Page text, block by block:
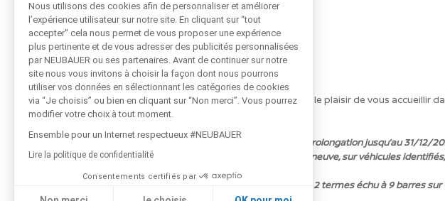
Neubauer Distributeur NISSAN et toute son équipe, ont le plaisir de vous accueillir
l’essai !
(1) Bonus écologique de 7 000 € et 6 000 € de remise (prolongation jusqu’au 31/12/
particuliers, valable sur NISSAN LEAF 40 kWh (sauf Visia) neuve, sur véhicules
présenté :
Version spécifique. (*) Limitée à 160 000 km – Au 1er des 2 termes échu à 9 barres
Nous utilisons des cookies afin de personnaliser et améliorer
l’expérience utilisateur sur notre site. En cliquant sur “tout
accepter'' cela nous permet de vous proposer une expérience
plus pertinente et de vous adresser des publicités personnalisées
par NEUBAUER ou ses partenaires. Avant de continuer sur notre
site nous vous invitons à choisir la façon dont nous pourrons
utiliser vos données en sélectionnant les catégories de cookies
via “Je choisis” ou bien en cliquant sur “Non merci”. Vous pourrez
modifier votre choix à tout moment.
Ensemble pour un Internet respectueux #NEUBAUER
Lire la politique de confidentialité
Consentements certifiés par